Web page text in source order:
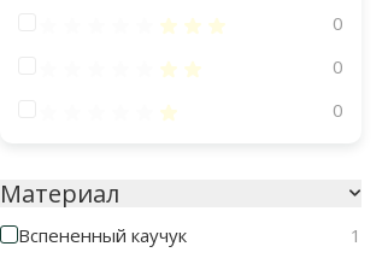
Оценка 60%
0
Оценка 40%
0
Оценка 20%
0
Материал
Вспененный каучук
1